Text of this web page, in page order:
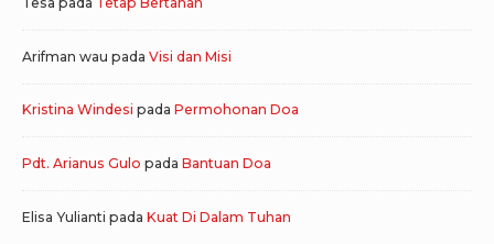
Arifman wau pada Visi dan Misi
Kristina Windesi pada Permohonan Doa
Pdt. Arianus Gulo pada Bantuan Doa
Elisa Yulianti pada Kuat Di Dalam Tuhan